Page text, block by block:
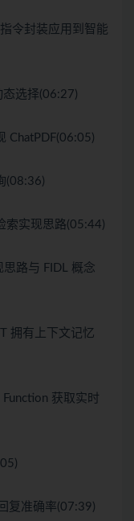
令封装应用到智能
选择(06:27)
ChatPDF(06:05)
(08:36)
索实现思路(05:44)
路与 FIDL 概念
拥有上下文记忆
获取实时
复准确率(07:39)